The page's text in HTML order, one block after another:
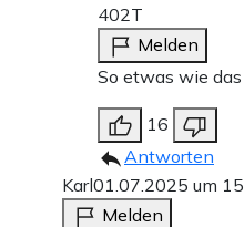
402T
Melden
So etwas wie
16
Antworten
Karl01.07.2025 um
Melden